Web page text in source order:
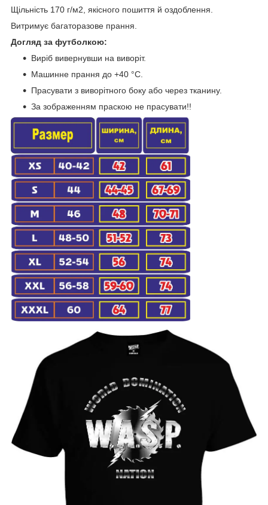
Щільність 170 г/м2, якісного пошиття й оздоблення.
Витримує багаторазове прання.
Догляд за футболкою:
Виріб вивернувши на виворіт.
Машинне прання до +40 °C.
Прасувати з виворітного боку або через тканину.
За зображенням праскою не прасувати!!